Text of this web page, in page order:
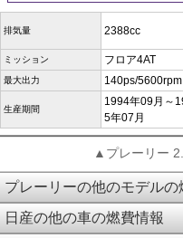
排気量 2388cc
ミッション フロア4AT
最大出力 140ps/5600rpm
生産期間
1994年09月～
5年07月
▲プレーリー
プレーリーの他のモデルの
日産の他の車の燃費情報